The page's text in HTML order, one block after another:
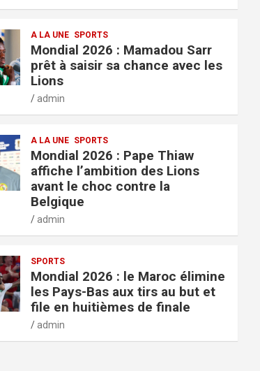
A LA UNE SPORTS
Mondial 2026 : Mamadou Sarr
prêt à saisir sa chance avec les
Lions
admin
A LA UNE SPORTS
Mondial 2026 : Pape Thiaw
affiche l’ambition des Lions
avant le choc contre la
Belgique
admin
SPORTS
Mondial 2026 : le Maroc élimine
les Pays-Bas aux tirs au but et
file en huitièmes de finale
admin